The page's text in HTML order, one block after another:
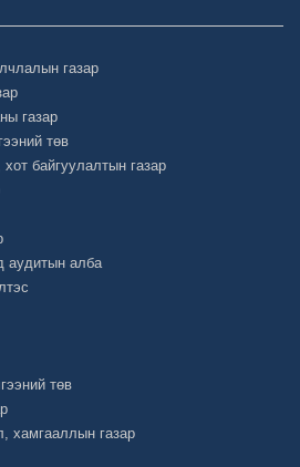
газар
газар
төв
байгуулалтын газар
аудитын алба
төв
хамгааллын газар